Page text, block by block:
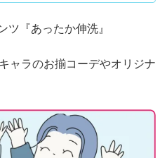
ツ『あったか伸洗』
ャラのお揃コーデやオリジナ